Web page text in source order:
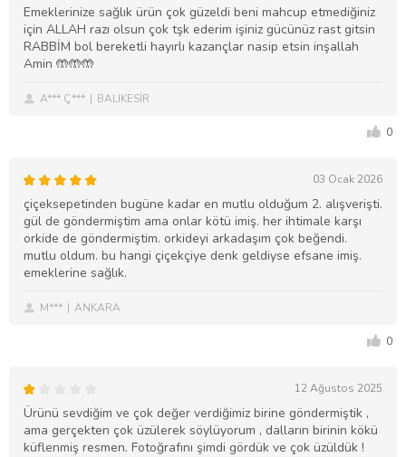
Emeklerinize sağlık ürün çok güzeldi beni mahcup etmediğiniz
için ALLAH razı olsun çok tşk ederim işiniz gücünüz rast gitsin
RABBİM bol bereketli hayırlı kazançlar nasip etsin inşallah
Amin 🤲🤲🤲
A*** Ç*** BALIKESİR
0
03 Ocak 2026
çiçeksepetinden bugüne kadar en mutlu olduğum 2. alışverişti.
gül de göndermiştim ama onlar kötü imiş. her ihtimale karşı
orkide de göndermiştim. orkideyi arkadaşım çok beğendi.
mutlu oldum. bu hangi çiçekçiye denk geldiyse efsane imiş.
emeklerine sağlık.
M*** ANKARA
0
12 Ağustos 2025
Ürünü sevdiğim ve çok değer verdiğimiz birine göndermiştik ,
ama gerçekten çok üzülerek söylüyorum , dalların birinin kökü
küflenmiş resmen. Fotoğrafını şimdi gördük ve çok üzüldük !